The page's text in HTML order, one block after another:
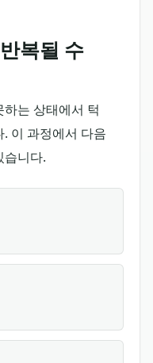
복될 수
는 상태에서 턱
이 과정에서 다음
습니다.